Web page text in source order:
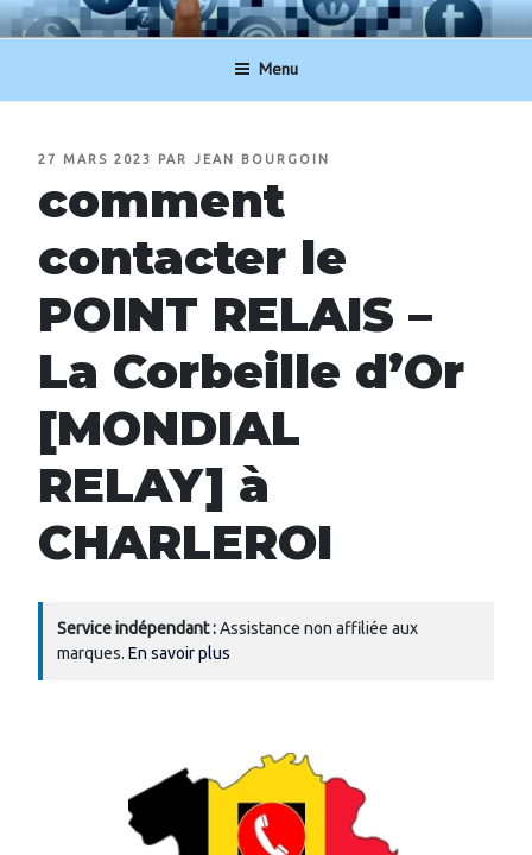
Aller
au
principal
NUMERO-SERVICECLIENT.BE
Menu
PUBLIÉ
27 MARS 2023 PAR JEAN BOURGOIN
comment
contacter le
POINT RELAIS –
La Corbeille d’Or
[MONDIAL
RELAY] à
CHARLEROI
Service indépendant :Assistance non affiliée aux
marques. En savoir plus